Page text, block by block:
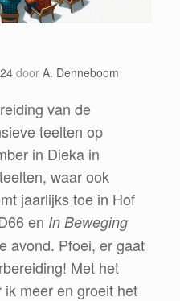
door A. Denneboom
van de
teelten op
in Dieka in
waar ook
jaarlijks toe in Hof
en In Beweging
avond. Pfoei, er gaat
Met het
meer en groeit het